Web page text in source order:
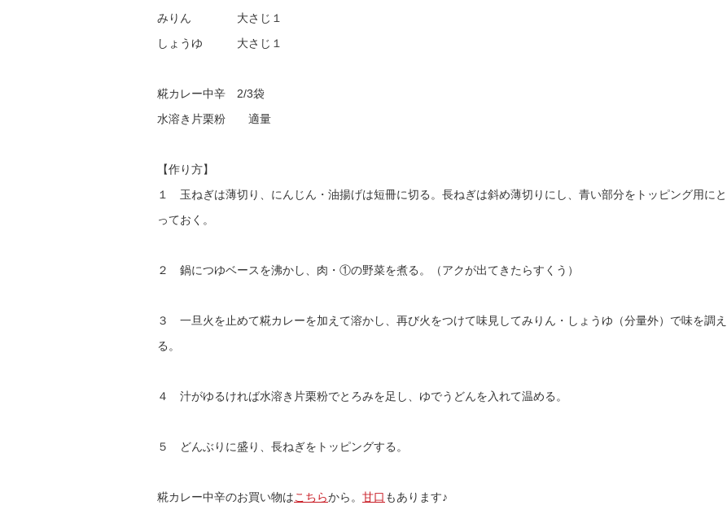
みりん 大さじ１
しょうゆ 大さじ１
糀カレー中辛 2/3袋
水溶き片栗粉 適量
【作り方】
１ 玉ねぎは薄切り、にんじん・油揚げは短冊に切る。長ねぎは斜め薄切りにし、青い部分をトッピング用にと
っておく。
２ 鍋につゆベースを沸かし、肉・①の野菜を煮る。（アクが出てきたらすくう）
３ 一旦火を止めて糀カレーを加えて溶かし、再び火をつけて味見してみりん・しょうゆ（分量外）で味を調え
る。
４ 汁がゆるければ水溶き片栗粉でとろみを足し、ゆでうどんを入れて温める。
５ どんぶりに盛り、長ねぎをトッピングする。
糀カレー中辛のお買い物はこちらから。 甘口 もあります♪